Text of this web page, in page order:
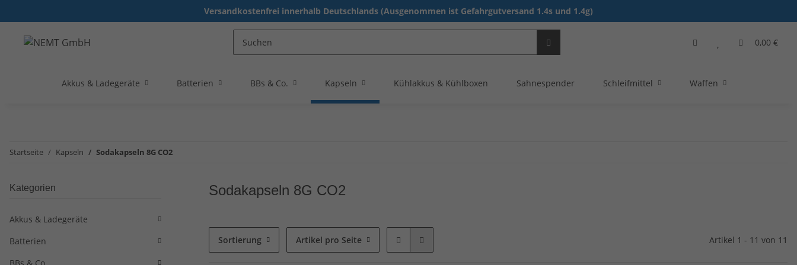
Versandkostenfrei innerhalb Deutschlands (Ausgenommen ist Gefahrgutversand 1.4s und 1.4g)
0,00 €
Akkus & Ladegeräte Batterien BBs & Co. Kapseln Kühlakkus & Kühlboxen Sahnespender Schleifmittel Waffen
Startseite Kapseln Sodakapseln 8G CO2
Sodakapseln 8G CO2
Sortierung Artikel pro Seite Artikel 1 - 11 von 11
Kategorien
Akkus & Ladegeräte
Batterien